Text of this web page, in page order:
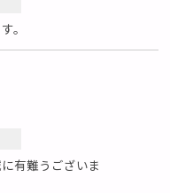
。
有難うございま